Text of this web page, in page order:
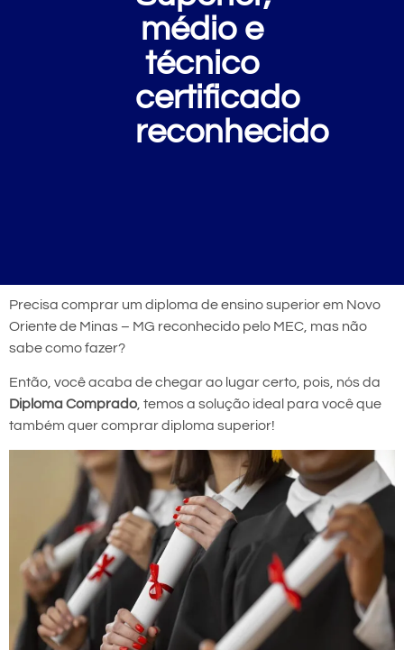
médio e
técnico
certificado
reconhecido
Precisa comprar um diploma de ensino superior em Novo
Oriente de Minas – MG reconhecido pelo MEC, mas não
sabe como fazer?
Então, você acaba de chegar ao lugar certo, pois, nós da
Diploma Comprado, temos a solução ideal para você que
também quer comprar diploma superior!